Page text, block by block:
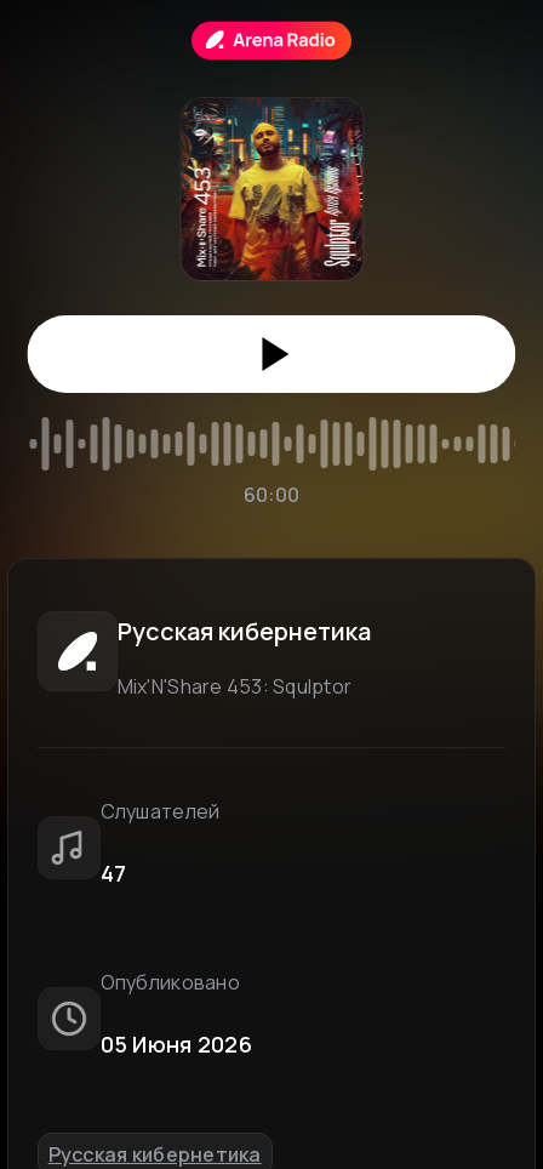
60:00
Русская кибернетика
Мix'N'Share 453: Squlptor
Слушателей
47
Опубликовано
05 Июня 2026
Русская кибернетика